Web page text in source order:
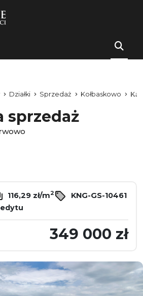
Działki Sprzedaż Kołbaskowo
sprzedaż
116,29 zł/m2
KNG-GS-10461
349 000 zł